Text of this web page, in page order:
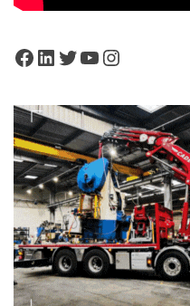
Facebook
LinkedIn
Twitter
YouTube
Instagram